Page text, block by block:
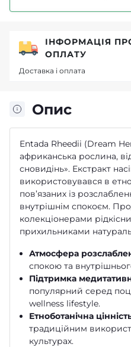
Опис
Entada Rheedii (Dream
африканська рослина,
сновидінь». Екстракт
використовувався в
пов’язаних із
внутрішнім спокоєм.
колекціонерами
прихильниками
Атмосфера
спокою та
Підтримка
популярний серед
wellness lifestyle.
Етноботанічна
традиційним
культурах.
ІНФОРМАЦІЯ
ОПЛАТУ
Доставка і оплата